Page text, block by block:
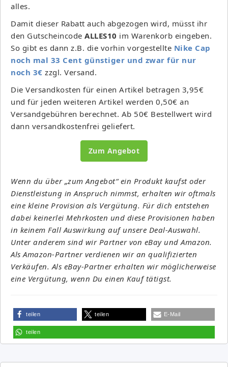
alles.
Damit dieser Rabatt auch abgezogen wird, müsst ihr
den Gutscheincode ALLES10 im Warenkorb eingeben.
So gibt es dann z.B. die vorhin vorgestellte Nike Cap
noch mal 33 Cent günstiger und zwar für nur
noch 3€ zzgl. Versand.
Die Versandkosten für einen Artikel betragen 3,95€
und für jeden weiteren Artikel werden 0,50€ an
Versandgebühren berechnet. Ab 50€ Bestellwert wird
dann versandkostenfrei geliefert.
Zum Angebot
Wenn du über „zum Angebot“ ein Produkt kaufst oder
Dienstleistung in Anspruch nimmst, erhalten wir oftmals
eine kleine Provision als Vergütung. Für dich entstehen
dabei keinerlei Mehrkosten und diese Provisionen haben
in keinem Fall Auswirkung auf unsere Deal-Auswahl.
Unter anderem sind wir Partner von eBay und Amazon.
Als Amazon-Partner verdienen wir an qualifizierten
Verkäufen. Als eBay-Partner erhalten wir möglicherweise
eine Vergütung, wenn Du einen Kauf tätigst.
teilen teilen E-Mail
teilen